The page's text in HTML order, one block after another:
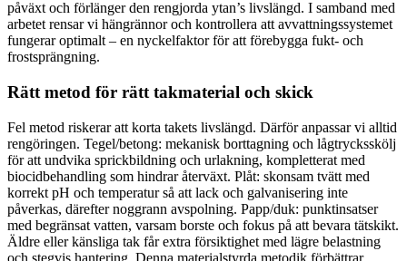
påväxt och förlänger den rengjorda ytan’s livslängd. I samband med
arbetet rensar vi hängrännor och kontrollera att avvattningssystemet
fungerar optimalt – en nyckelfaktor för att förebygga fukt- och
frostsprängning.
Rätt metod för rätt takmaterial och skick
Fel metod riskerar att korta takets livslängd. Därför anpassar vi alltid
rengöringen. Tegel/betong: mekanisk borttagning och lågtrycksskölj
för att undvika sprickbildning och urlakning, kompletterat med
biocidbehandling som hindrar återväxt. Plåt: skonsam tvätt med
korrekt pH och temperatur så att lack och galvanisering inte
påverkas, därefter noggrann avspolning. Papp/duk: punktinsatser
med begränsat vatten, varsam borste och fokus på att bevara tätskikt.
Äldre eller känsliga tak får extra försiktighet med lägre belastning
och stegvis hantering. Denna materialstyrda metodik förbättrar